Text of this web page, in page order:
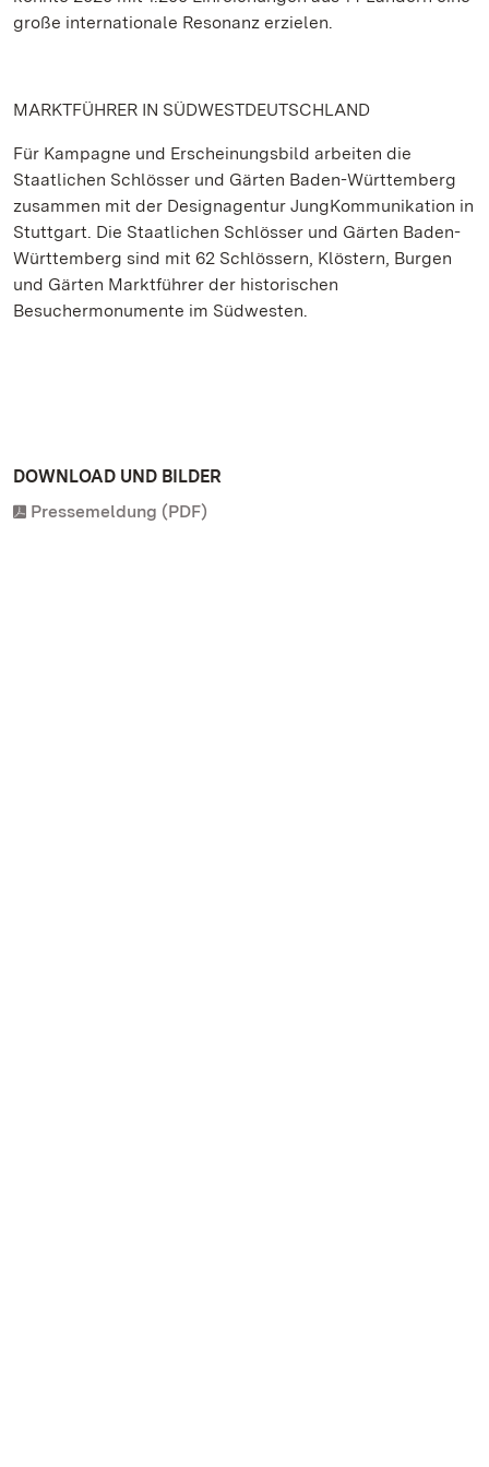
große internationale Resonanz erzielen.
MARKTFÜHRER IN SÜDWESTDEUTSCHLAND
Für Kampagne und Erscheinungsbild arbeiten die
Staatlichen Schlösser und Gärten Baden-Württemberg
zusammen mit der Designagentur JungKommunikation in
Stuttgart. Die Staatlichen Schlösser und Gärten Baden-
Württemberg sind mit 62 Schlössern, Klöstern, Burgen
und Gärten Marktführer der historischen
Besuchermonumente im Südwesten.
DOWNLOAD UND BILDER
Pressemeldung (PDF)